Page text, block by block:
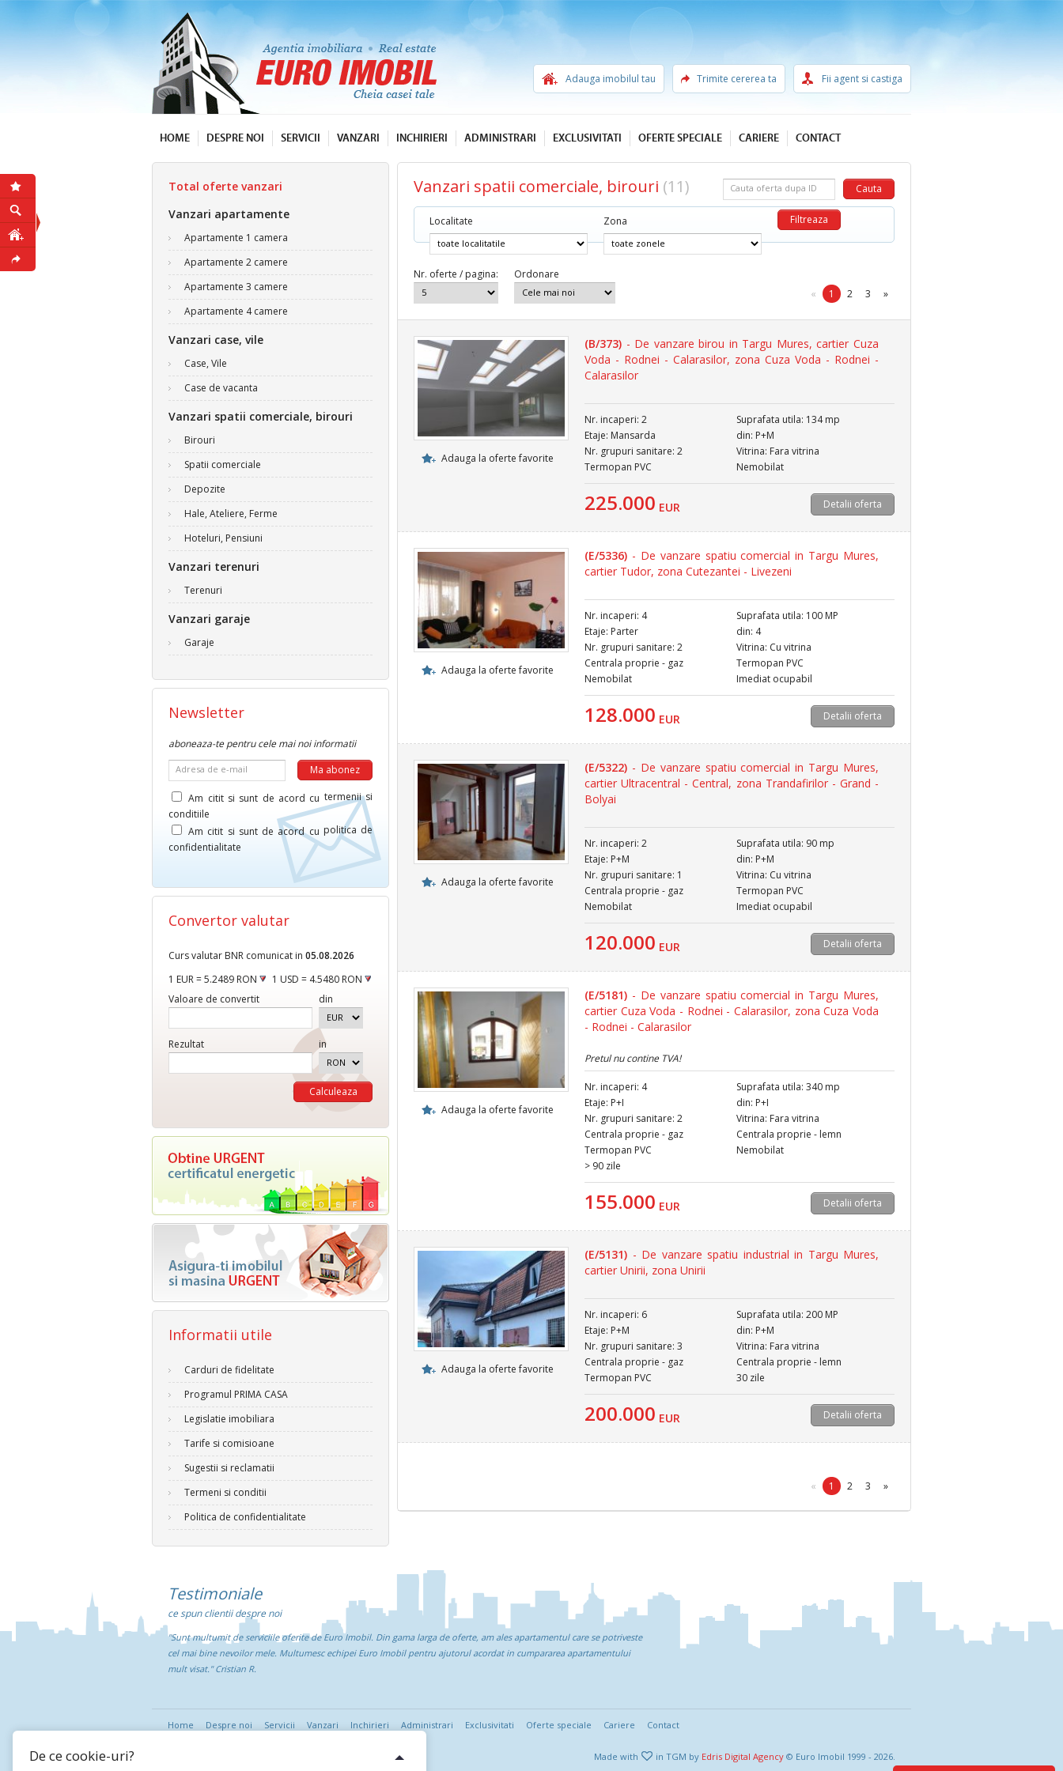
Adauga imobilul tau Trimite cererea ta Fii agent si castiga
HOME DESPRE NOI SERVICII VANZARI INCHIRIERI ADMINISTRARI EXCLUSIVITATI OFERTE SPECIALE CARIERE CONTACT
Total oferte vanzari
Vanzari apartamente
Apartamente 1 camera
Apartamente 2 camere
Apartamente 3 camere
Apartamente 4 camere
Vanzari case, vile
Case, Vile
Case de vacanta
Vanzari spatii comerciale, birouri
Birouri
Spatii comerciale
Depozite
Hale, Ateliere, Ferme
Hoteluri, Pensiuni
Vanzari terenuri
Terenuri
Vanzari garaje
Garaje
Newsletter
aboneaza-te pentru cele mai noi informatii
Adresa de e-mail
Am citit si sunt de acord cu termenii si
conditiile
Am citit si sunt de acord cu politica de
confidentialitate
Convertor valutar
Curs valutar BNR comunicat in 05.08.2026
1 EUR = 5.2489 RON
1 USD = 4.5480 RON
Valoare de convertit
din
Rezultat in
Informatii utile
Carduri de fidelitate
Programul PRIMA CASA
Legislatie imobiliara
Tarife si comisioane
Sugestii si reclamatii
Termeni si conditii
Politica de confidentialitate
Vanzari spatii comerciale, birouri (11)
Localitate Zona
Nr. oferte / pagina:
Ordonare
«
1 2 3 »
Cauta oferta dupa ID
Adauga la oferte favorite
(B/373) - De vanzare birou in Targu Mures, cartier Cuza
Voda - Rodnei - Calarasilor, zona Cuza Voda - Rodnei -
Calarasilor
Nr. incaperi: 2
Suprafata utila: 134 mp
Etaje: Mansarda
din: P+M
Nr. grupuri sanitare: 2
Vitrina: Fara vitrina
Termopan PVC
Nemobilat
225.000 EUR Detalii oferta
Adauga la oferte favorite
(E/5336) - De vanzare spatiu comercial in Targu Mures,
cartier Tudor, zona Cutezantei - Livezeni
Nr. incaperi: 4
Suprafata utila: 100 MP
Etaje: Parter
din: 4
Nr. grupuri sanitare: 2
Vitrina: Cu vitrina
Centrala proprie - gaz
Termopan PVC
Nemobilat
Imediat ocupabil
128.000 EUR Detalii oferta
Adauga la oferte favorite
(E/5322) - De vanzare spatiu comercial in Targu Mures,
cartier Ultracentral - Central, zona Trandafirilor - Grand -
Bolyai
Nr. incaperi: 2
Suprafata utila: 90 mp
Etaje: P+M
din: P+M
Nr. grupuri sanitare: 1
Vitrina: Cu vitrina
Centrala proprie - gaz
Termopan PVC
Nemobilat
Imediat ocupabil
120.000 EUR Detalii oferta
Adauga la oferte favorite
(E/5181) - De vanzare spatiu comercial in Targu Mures,
cartier Cuza Voda - Rodnei - Calarasilor, zona Cuza Voda
- Rodnei - Calarasilor
Pretul nu contine TVA!
Nr. incaperi: 4
Suprafata utila: 340 mp
Etaje: P+I
din: P+I
Nr. grupuri sanitare: 2
Vitrina: Fara vitrina
Centrala proprie - gaz
Centrala proprie - lemn
Termopan PVC
Nemobilat
> 90 zile
155.000 EUR Detalii oferta
Adauga la oferte favorite
(E/5131) - De vanzare spatiu industrial in Targu Mures,
cartier Unirii, zona Unirii
Nr. incaperi: 6
Suprafata utila: 200 MP
Etaje: P+M
din: P+M
Nr. grupuri sanitare: 3
Vitrina: Fara vitrina
Centrala proprie - gaz
Centrala proprie - lemn
Termopan PVC
30 zile
200.000 EUR Detalii oferta
« 1 2 3 »
Testimoniale
ce spun clientii despre noi
"Sunt multumit de serviciile oferite de Euro Imobil. Din gama larga de oferte, am ales apartamentul care se potriveste
cel mai bine nevoilor mele. Multumesc echipei Euro Imobil pentru ajutorul acordat in cumpararea apartamentului
mult visat."Cristian R.
Home Despre noi Servicii Vanzari Inchirieri Administrari Exclusivitati Oferte speciale Cariere Contact
Made with in TGM by Edris Digital Agency © Euro Imobil 1999 - 2026.
De ce cookie-uri?